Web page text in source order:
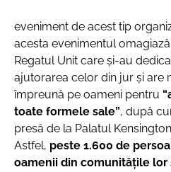
eveniment de acest tip
acesta evenimentul
Regatul Unit care și-au
ajutorarea celor din jur și are
împreună pe oameni pentru
toate formele sale”, după
presă de la Palatul
Astfel, peste 1.600 de
oamenii din comunitățile lor